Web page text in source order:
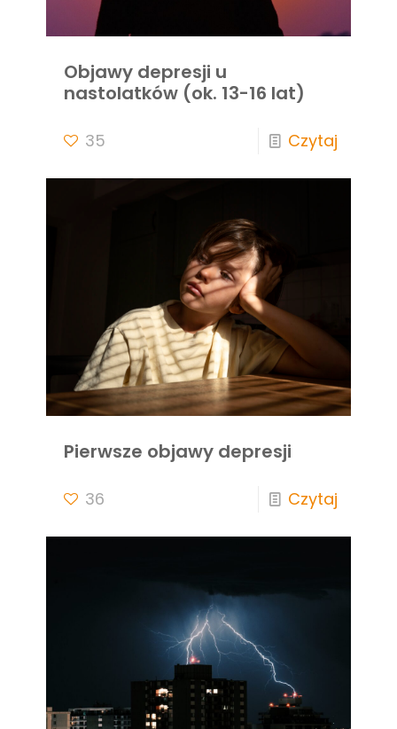
Objawy depresji u
nastolatków (ok. 13-16 lat)
35 Czytaj
Pierwsze objawy depresji
36 Czytaj